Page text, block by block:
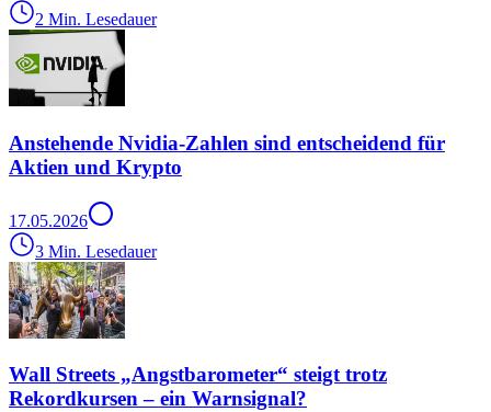
2 Min. Lesedauer
Anstehende Nvidia-Zahlen sind entscheidend für
Aktien und Krypto
17.05.2026
3 Min. Lesedauer
Wall Streets „Angstbarometer“ steigt trotz
Rekordkursen – ein Warnsignal?